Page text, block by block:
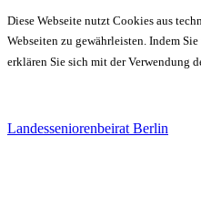
Diese Webseite nutzt Cookies aus
Webseiten zu gewährleisten. Indem
erklären Sie sich mit der Verwendung
Landesseniorenbeirat Berlin